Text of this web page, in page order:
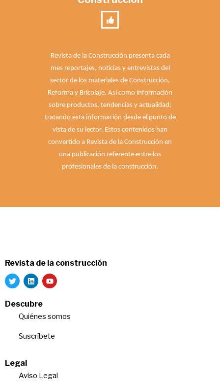
Revista de la Construcción presenta cada
mes reportajes, noticias y entrevistas del
sector de los materiales de Construcción,
Reforma y Bricolaje. Así como información
sobre productos, tendencias y actualidad;
tratando esta información desde el punto de
vista de su lector. Estos contenidos han
convertido a Revista de la Construcción en
una publicación referente entre los
profesionales de la construcción.
Revista de la construcción
Descubre
Quiénes somos
Suscríbete
Legal
Aviso Legal